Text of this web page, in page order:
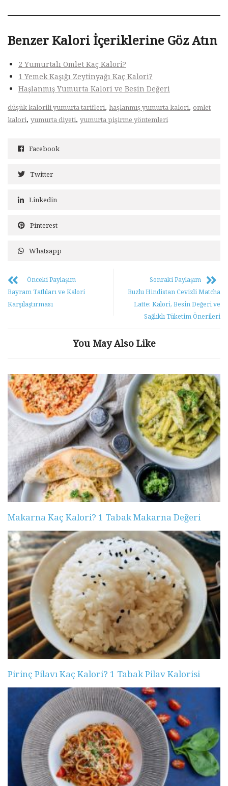
Benzer Kalori İçeriklerine Göz Atın
2 Yumurtalı Omlet Kaç Kalori?
1 Yemek Kaşığı Zeytinyağı Kaç Kalori?
Haşlanmış Yumurta Kalori ve Besin Değeri
düşük kalorili yumurta tarifleri, haşlanmış yumurta kalori, omlet
kalori, yumurta diyeti, yumurta pişirme yöntemleri
Facebook
Twitter
Linkedin
Pinterest
Whatsapp
Önceki Paylaşım
Bayram Tatlıları ve Kalori
Karşılaştırması
Sonraki Paylaşım
Buzlu Hindistan Cevizli Matcha
Latte: Kalori, Besin Değeri ve
Sağlıklı Tüketim Önerileri
You May Also Like
Makarna Kaç Kalori? 1 Tabak Makarna Değeri
Pirinç Pilavı Kaç Kalori? 1 Tabak Pilav Kalorisi